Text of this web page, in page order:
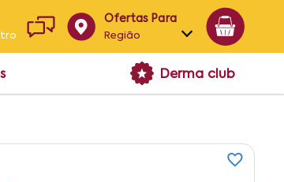
Ofertas Para
Região
Alagoas
Derma club